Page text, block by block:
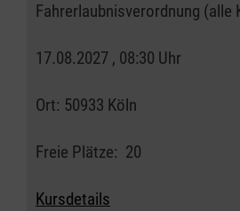
Fahrerlaubnisverordnung (alle
17.08.2027 , 08:30 Uhr
Ort: 50933 Köln
Freie Plätze: 20
Kursdetails